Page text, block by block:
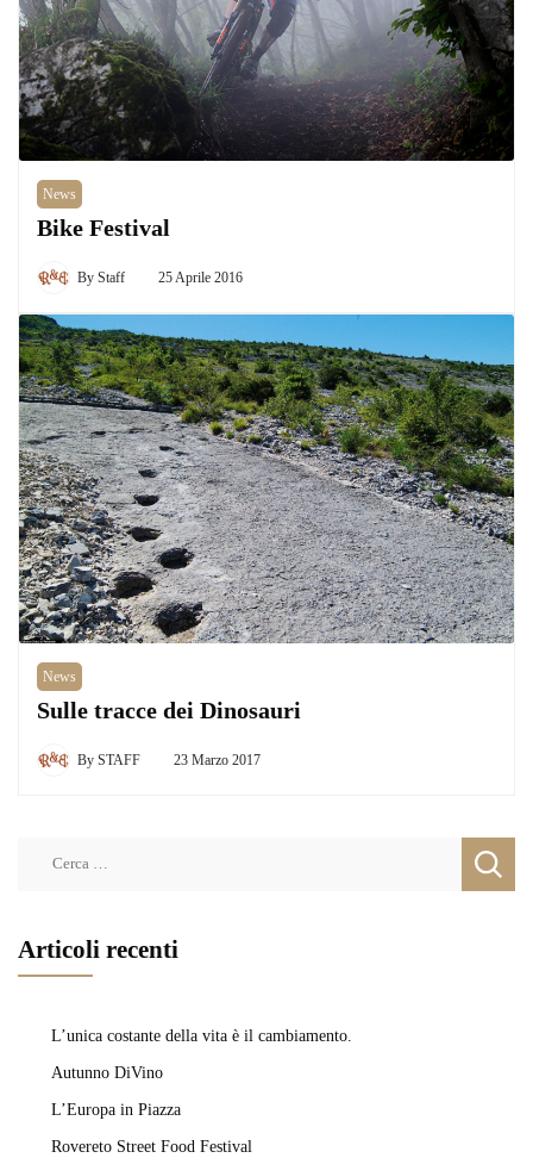
News
Bike Festival
By Staff 25 Aprile 2016
News
Sulle tracce dei Dinosauri
By STAFF 23 Marzo 2017
Articoli recenti
L’unica costante della vita è il cambiamento.
Autunno DiVino
L’Europa in Piazza
Rovereto Street Food Festival